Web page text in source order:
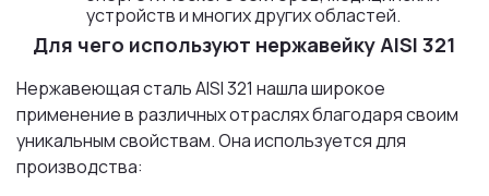
устройств и многих других областей.
Для чего используют нержавейку AISI 321
Нержавеющая сталь AISI 321 нашла широкое
применение в различных отраслях благодаря своим
уникальным свойствам. Она используется для
производства: